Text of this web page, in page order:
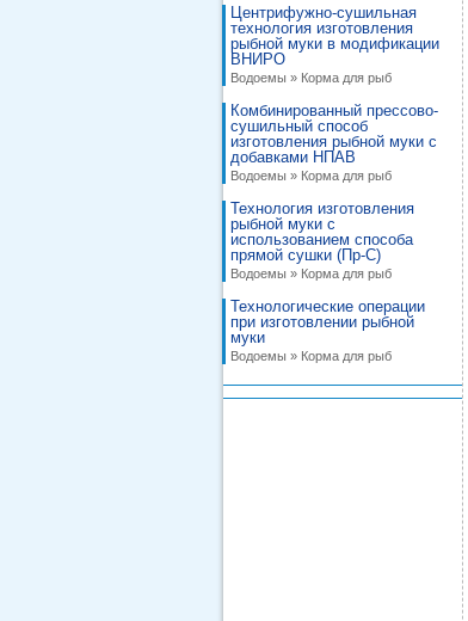
Центрифужно-сушильная
технология изготовления
рыбной муки в модификации
ВНИРО
Водоемы » Корма для рыб
Комбинированный прессово-
сушильный способ
изготовления рыбной муки с
добавками НПАВ
Водоемы » Корма для рыб
Технология изготовления
рыбной муки с
использованием способа
прямой сушки (Пр-С)
Водоемы » Корма для рыб
Технологические операции
при изготовлении рыбной
муки
Водоемы » Корма для рыб